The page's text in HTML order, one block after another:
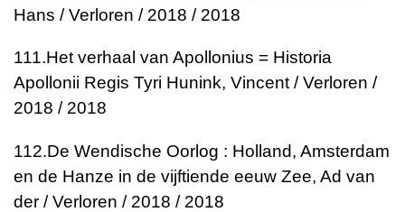
Hans / Verloren / 2018 / 2018
111.Het verhaal van Apollonius = Historia
Apollonii Regis Tyri Hunink, Vincent / Verloren /
2018 / 2018
112.De Wendische Oorlog : Holland, Amsterdam
en de Hanze in de vijftiende eeuw Zee, Ad van
der / Verloren / 2018 / 2018